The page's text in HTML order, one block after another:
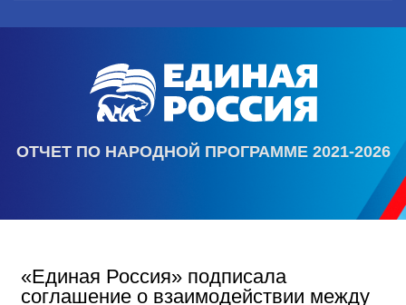
ОТЧЕТ ПО НАРОДНОЙ ПРОГРАММЕ 2021-2026
«Единая Россия» подписала
соглашение о взаимодействии между